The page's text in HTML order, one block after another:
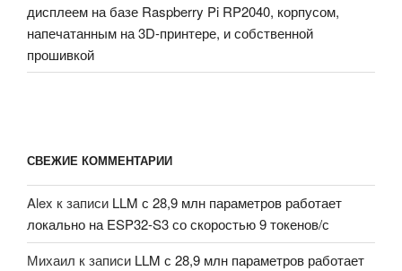
дисплеем на базе Raspberry Pi RP2040, корпусом,
напечатанным на 3D-принтере, и собственной
прошивкой
СВЕЖИЕ КОММЕНТАРИИ
Alex к записи LLM с 28,9 млн параметров работает
локально на ESP32-S3 со скоростью 9 токенов/с
Михаил к записи LLM с 28,9 млн параметров работает